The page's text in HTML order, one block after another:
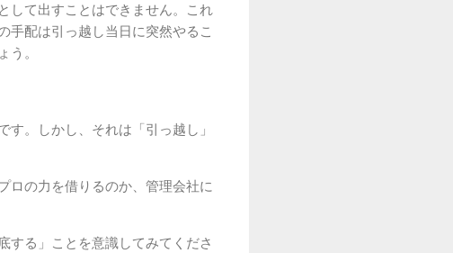
して出すことはできません。これ
手配は引っ越し当日に突然やるこ
う。
。しかし、それは「引っ越し」
ロの力を借りるのか、管理会社に
する」ことを意識してみてくださ